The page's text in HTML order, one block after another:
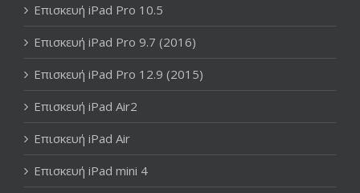
Επισκευή iPad Pro 10.5
Επισκευή iPad Pro 9.7 (2016)
Επισκευή iPad Pro 12.9 (2015)
Επισκευή iPad Air2
Επισκευή iPad Air
Επισκευή iPad mini 4